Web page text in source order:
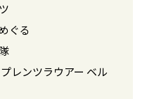
ぐる
レンツラウアー ベル